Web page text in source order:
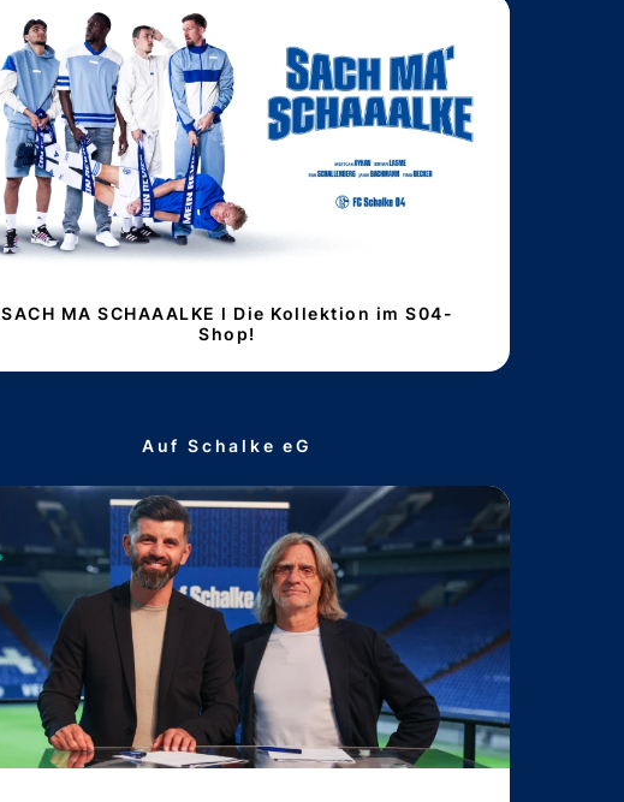
SACH MA SCHAAALKE l Die Kollektion im S04-
Shop!
Auf Schalke eG